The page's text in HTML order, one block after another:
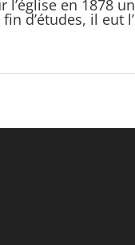
en 1878
d’études, il eut